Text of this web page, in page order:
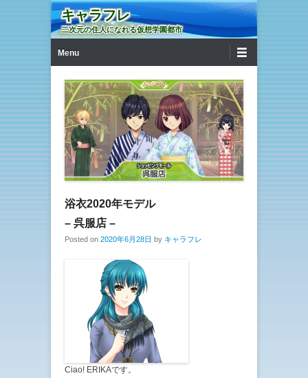
キャラフレ
二次元の住人になれる仮想学園都市
Menu
浴衣2020年モデル
– 呉服店 –
Posted on 2020年6月28日 by キャラフレ
Ciao! ERIKAです。